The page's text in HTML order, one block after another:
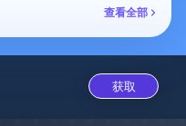
查看全部
获取